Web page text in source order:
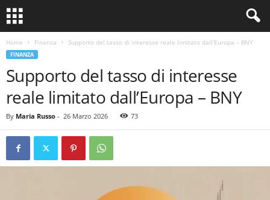
Home Finanza Supporto del tasso di interesse reale limitato dall’Europa – BNY
FINANZA
Supporto del tasso di interesse
reale limitato dall’Europa – BNY
By Maria Russo - 26 Marzo 2026 73